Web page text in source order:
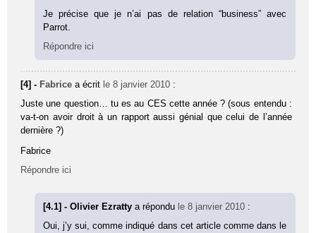
Je précise que je n’ai pas de relation “business” avec
Parrot.
Répondre ici
[4] - Fabrice a écrit le 8 janvier 2010 :
Juste une question… tu es au CES cette année ? (sous entendu :
va-t-on avoir droit à un rapport aussi génial que celui de l’année
dernière ?)
Fabrice
Répondre ici
[4.1] - Olivier Ezrattya répondu le 8 janvier 2010 :
Oui, j’y sui, comme indiqué dans cet article comme dans le